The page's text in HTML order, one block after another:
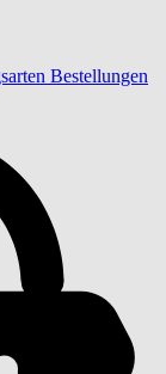
Bestellungen